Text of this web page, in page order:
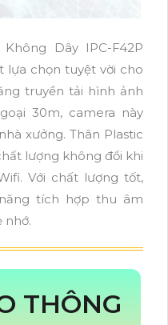
Dây IPC-F42P
lựa chọn tuyệt vời cho
truyền tải hình ảnh
30m, camera này
xưởng. Thân Plastic
lượng không đổi khi
Với chất lượng tốt,
tích hợp thu âm
nhớ.
THÔNG